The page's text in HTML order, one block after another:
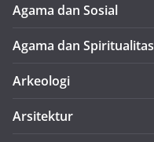
Agama dan Sosial
Agama dan Spiritualitas
Arkeologi
Arsitektur